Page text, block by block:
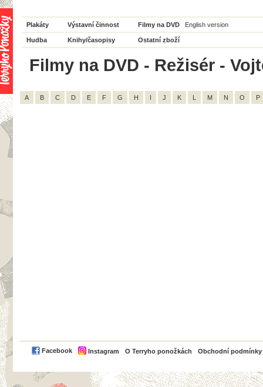
Plakáty Výstavní činnost Filmy na DVD English version
Hudba Knihy/časopisy Ostatní zboží
Filmy na DVD - Režisér -
A B C D E F G H I J K L M N O P
Facebook Instagram O Terryho ponožkách Obchodní podmínky
PayPal